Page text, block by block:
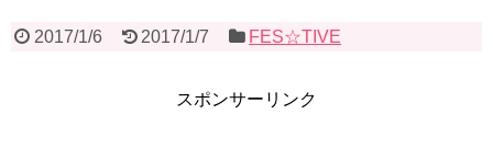
2017/1/6 2017/1/7 FES☆TIVE
スポンサーリンク